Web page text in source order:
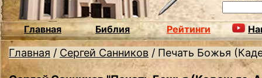
Главная Библия Рейтинги
Главная / Сергей Санников / Печать Божья